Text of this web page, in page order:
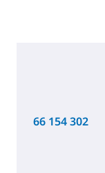
66 154 302